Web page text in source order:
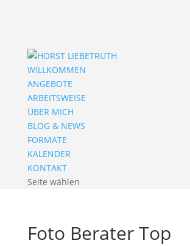
WILLKOMMEN
ANGEBOTE
ARBEITSWEISE
ÜBER MICH
BLOG & NEWS
FORMATE
KALENDER
KONTAKT
Seite wählen
Foto Berater Top